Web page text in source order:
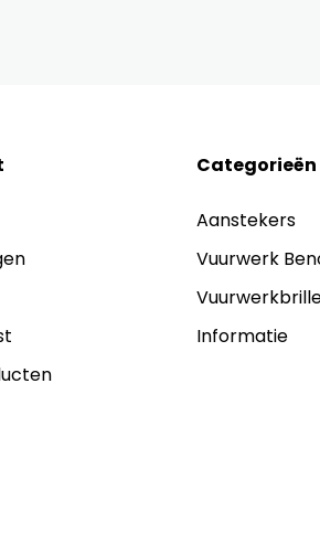
Categorieën
Aanstekers
Vuurwerk
Informatie